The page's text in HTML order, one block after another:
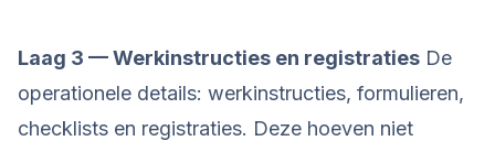
Laag 3 — Werkinstructies en registraties De
operationele details: werkinstructies, formulieren,
checklists en registraties. Deze hoeven niet